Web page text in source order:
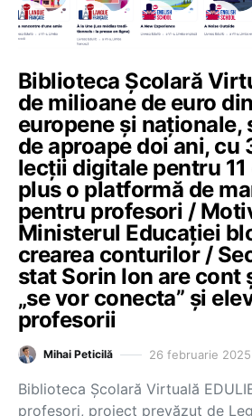
Biblioteca Școlară
de milioane de euro
europene și naționale,
de aproape doi ani, cu
lecții digitale pentru
plus o platformă de
pentru profesori /
Ministerul Educației
crearea conturilor /
stat Sorin Ion are cont
„se vor conecta” și
profesorii
Mihai Peticilă 26 februarie 2025
Biblioteca Școlară Virtuală
profesori, proiect prevăzut de